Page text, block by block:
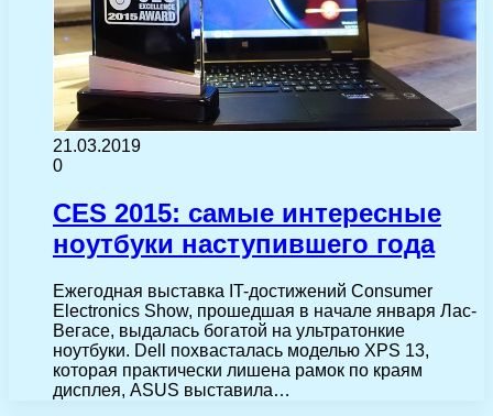
21.03.2019
0
CES 2015: самые интересные
ноутбуки наступившего года
Ежегодная выставка IT-достижений Consumer
Electronics Show, прошедшая в начале января Лас-
Вегасе, выдалась богатой на ультратонкие
ноутбуки. Dell похвасталась моделью XPS 13,
которая практически лишена рамок по краям
дисплея, ASUS выставила…